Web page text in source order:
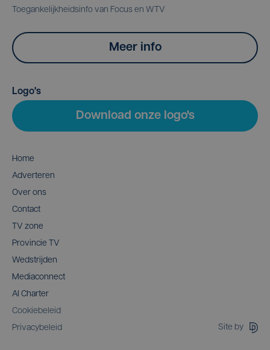
Toegankelijkheidsinfo van Focus en WTV
Meer info
Logo's
Download onze logo's
Home
Adverteren
Over ons
Contact
TV zone
Provincie TV
Wedstrijden
Mediaconnect
AI Charter
Cookiebeleid
Privacybeleid
Site by